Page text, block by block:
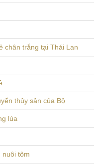
chân trắng tại Thái Lan
thủy sản của Bộ
lúa
nuôi tôm